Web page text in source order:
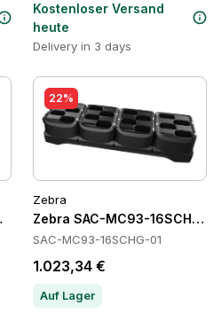
Kostenloser Versand
heute
Delivery in 3 days
0 Cradles
22%
Zebra
Zebra SAC-MC93-16SCHG-
SAC-MC93-16SCHG-01
1.023,34 €
Auf Lager